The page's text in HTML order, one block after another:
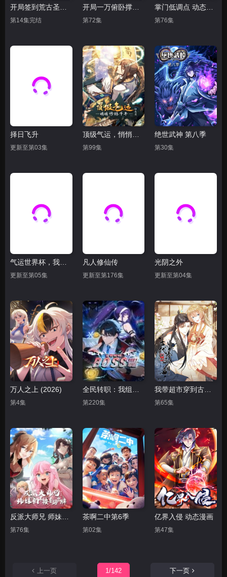
第14集完结
开局一万俯卧撑：轰杀神明 动态漫画
第72集 第76集
择日飞升
更新至第03集 第99集
绝世武神 第八季
第30集
更新至第05集
凡人修仙传
更新至第176集
光阴之外
更新至第04集
万人之上 (2026)
第4集 第220集 第65集
反派大师兄 师妹们不按套路出牌·动态漫画
第76集
茶啊二中第6季
第02集
亿界入侵 动态漫画
第47集
上一页 1/142 下一页